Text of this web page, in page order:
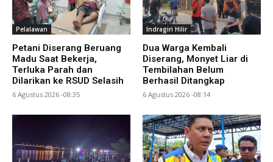
Pelalawan
Petani Diserang Beruang
Madu Saat Bekerja,
Terluka Parah dan
Dilarikan ke RSUD Selasih
6 Agustus 2026 -08:35
Indragiri Hilir
Dua Warga Kembali
Diserang, Monyet Liar di
Tembilahan Belum
Berhasil Ditangkap
6 Agustus 2026 -08:14